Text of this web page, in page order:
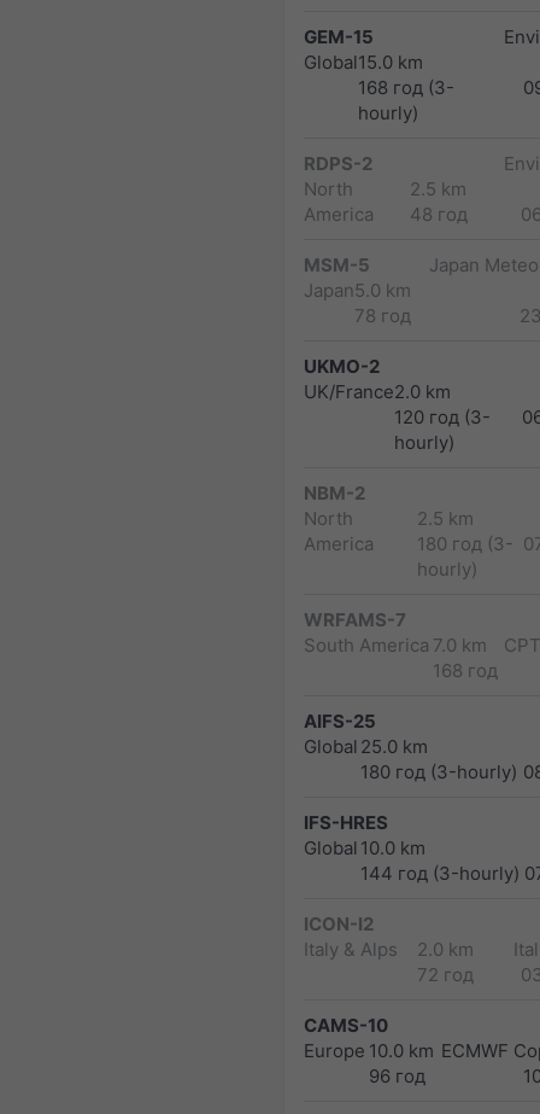
GEM-15
Global15.0 km
168 год (3-
hourly)
RDPS-2
North
America
2.5 km
48 год
MSM-5
Japan5.0 km
78 год
Japan
UKMO-2
UK/France2.0 km
120 год (3-
hourly)
NBM-2
North
America
2.5 km
180 год (3-
hourly)
WRFAMS-7
South America 7.0 km
168 год
AIFS-25
Global 25.0 km
180 год (3-hourly)
IFS-HRES
Global 10.0 km
144 год (3-hourly)
ICON-I2
Italy & Alps
2.0 km
72 год
CAMS-10
Europe 10.0 km
96 год
ECMWF